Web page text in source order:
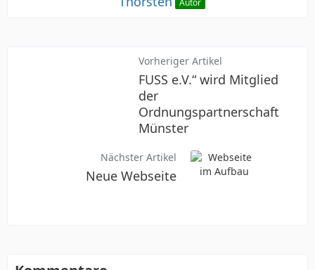
Vorheriger Artikel
FUSS e.V.“ wird Mitglied
der
Ordnungspartnerschaft
Münster
Nächster Artikel
Neue Webseite